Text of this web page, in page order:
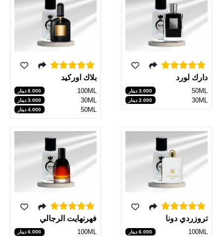
دارك لورد
50ML 3.000 دينار
30ML 2.000 دينار
بلاك اوركيد
100ML 6.000 دينار
30ML 3.000 دينار
50ML 4.000 دينار
تروزردي دونا
100ML 6.000 دينار
فهرنهايت الرجالي
100ML 6.000 دينار